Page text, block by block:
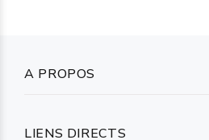
A PROPOS
LIENS DIRECTS